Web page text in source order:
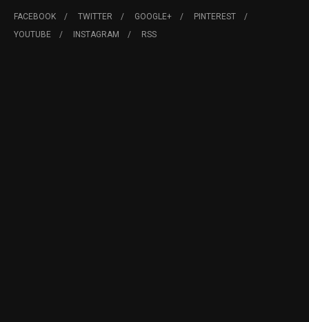
FACEBOOK TWITTER GOOGLE+
PINTEREST
YOUTUBE
INSTAGRAM RSS